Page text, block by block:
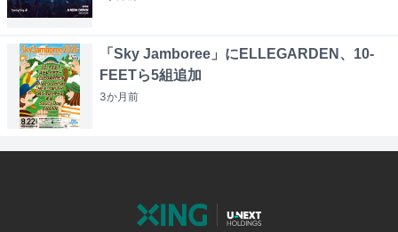
「Sky Jamboree」にELLEGARDEN、10-
FEETら5組追加
3か月前